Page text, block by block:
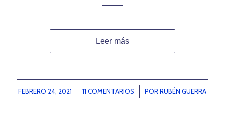
Leer más
FEBRERO 24, 2021
/ 11 COMENTARIOS
/ PORRUBÉN GUERRA